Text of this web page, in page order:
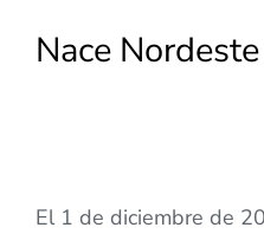
Nace
El 1 de diciembre de